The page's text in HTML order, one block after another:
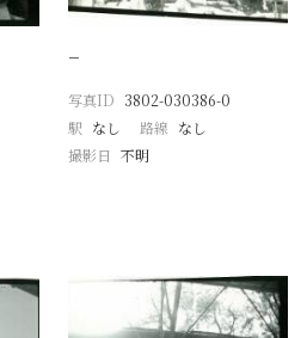
−
写真ID 3802-030386-0
駅 なし 路線 なし
撮影日 不明